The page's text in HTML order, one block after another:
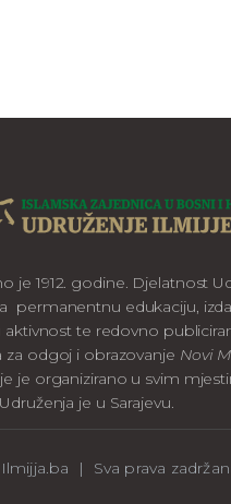
je 1912. godine. Djelatnost
permanentnu edukaciju,
aktivnost te redovno
za odgoj i obrazovanje Novi
je organizirano u svim
je u Sarajevu.
Ilmijja.ba | Sva prava